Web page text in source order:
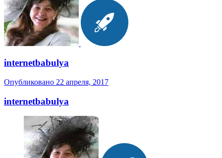
internetbabulya
Опубликовано 22 апреля, 2017
internetbabulya